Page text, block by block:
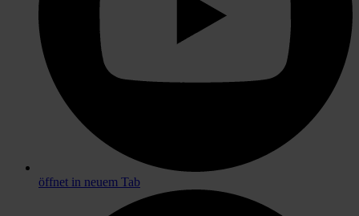
öffnet in neuem Tab